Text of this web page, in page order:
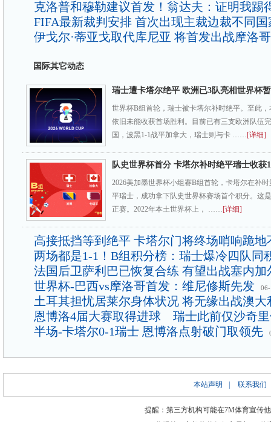
克洛普和穆勒建议首发！翁达夫：证明我踢
FIFA最新裁判安排 首次出现主裁边裁不同国
伊戈尔·蒂亚戈取代库尼亚 将首发出战摩洛哥
国际其它动态
瑞士遭卡塔尔绝平 欧洲已3队亮相世界杯
世界杯B组首轮，瑞士被卡塔尔补时绝平。至此
依旧未能收获首场胜利。目前已有三支欧洲队伍
国，波黑1-1战平加拿大，瑞士则与卡 ……[详细]
队史世界杯首分 卡塔尔补时绝平瑞士收获
2026美加墨世界杯小组赛B组首轮，卡塔尔在补
平瑞士，成功拿下队史世界杯赛场首个积分。这
正赛。2022年本土世界杯上， ……[详细]
高接抵挡等到绝平 卡塔尔门将终场哨响跪地
两场都是1-1！B组积分榜：瑞士爆冷四队同
法国后卫萨利巴已恢复合练 有望出战塞内加
世界杯-巴西vs摩洛哥首发：维尼修斯先发
土耳其担忧居莱尔身体状况 将无缘出战澳大
恩博洛4届大赛取得进球 瑞士此前仅沙奇
半场-卡塔尔0-1瑞士 恩博洛点射破门取领先
本站声明 联系我们
提醒：第三方机构可能在7M体育宣传